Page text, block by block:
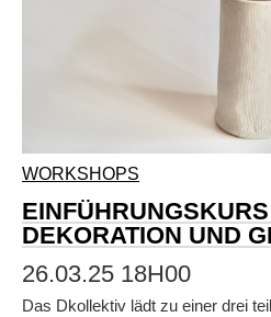
WORKSHOPS
DEKORATION UND
26.03.25 18H00
Das Dkollektiv lädt zu einer drei